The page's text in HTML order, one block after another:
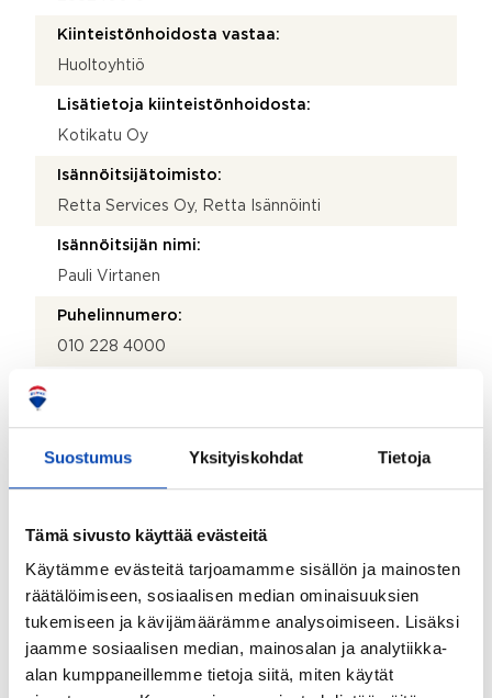
Suostumus Yksityiskohdat Tietoja
Tämä sivusto käyttää evästeitä
Käytämme evästeitä tarjoamamme sisällön ja mainosten
räätälöimiseen, sosiaalisen median ominaisuuksien
tukemiseen ja kävijämäärämme analysoimiseen. Lisäksi
jaamme sosiaalisen median, mainosalan ja analytiikka-
alan kumppaneillemme tietoja siitä, miten käytät
Kiinteistönhoidosta vastaa:
Huoltoyhtiö
Lisätietoja kiinteistönhoidosta:
Kotikatu Oy
Isännöitsijätoimisto:
Retta Services Oy, Retta Isännöinti
Isännöitsijän nimi:
Pauli Virtanen
Puhelinnumero:
010 228 4000
Postinumero:
00380
Postitoimipaikka:
Isännöitsijäntodistuksen päivämäärä:
21.06.2022
Valmistumisvuosi: